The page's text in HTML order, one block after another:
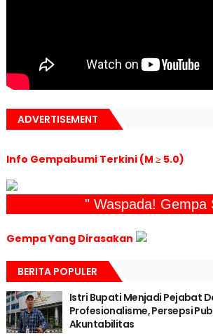
ADVERTISEMENT
Info Gempabumi Terkini (M ≥ 5.0)
" Waspada! Gempa
Gempa Yang Dirasakan
BERITA POPULER
Istri Bupati Menjadi Pejabat
Profesionalisme, Persepsi
Akuntabilitas